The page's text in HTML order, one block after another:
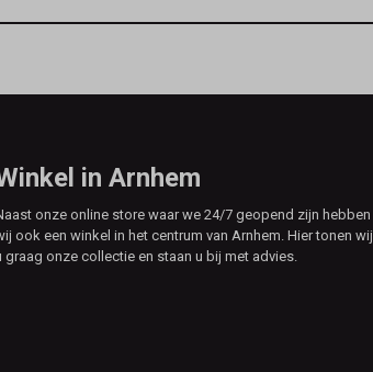
in Arnhem
onze online store waar we 24/7 geopend zijn hebben
ook een winkel in het centrum van Arnhem. Hier tonen wij
graag onze collectie en staan u bij met advies.